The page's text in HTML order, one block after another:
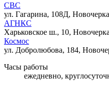
СВС
ул. Гагарина, 108Д,
АГНКС
Харьковское ш., 10,
Космос
ул. Добролюбова, 184,
Часы работы
ежедневно,